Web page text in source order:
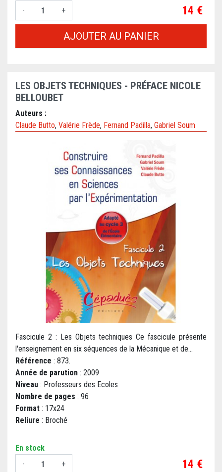
-
+ Prix
14 €
AJOUTER AU PANIER
LES OBJETS TECHNIQUES - PRÉFACE NICOLE
BELLOUBET
Auteurs :
Claude Butto, Valérie Frède, Fernand Padilla, Gabriel Soum
Fascicule 2 : Les Objets techniques Ce fascicule présente
l'enseignement en six séquences de la Mécanique et de...
Référence : 873.
Année de parution : 2009
Niveau : Professeurs des Ecoles
Nombre de pages : 96
Format : 17x24
Reliure : Broché
En stock
-
+ Prix
14 €